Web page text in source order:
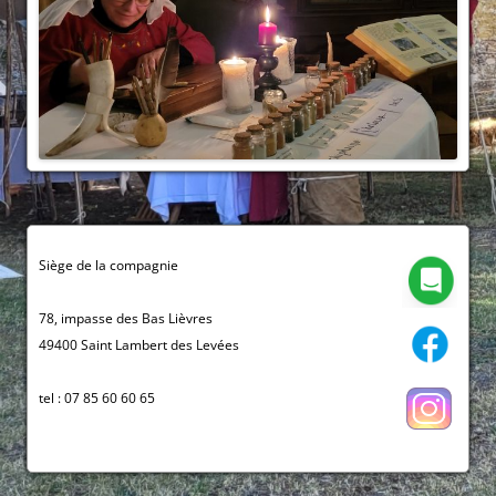
Siège de la compagnie
78, impasse des Bas Lièvres
49400 Saint Lambert des Levées
tel : 07 85 60 60 65